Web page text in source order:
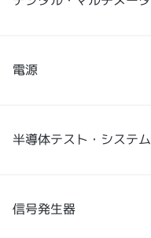
電源
半導体テスト・システム
信号発生器